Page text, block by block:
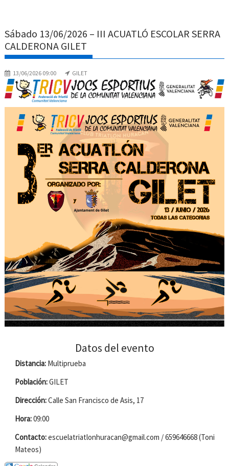
Sábado 13/06/2026 – III ACUATLÓ ESCOLAR SERRA
CALDERONA GILET
13/06/2026 09:00 GILET
Datos del evento
Distancia: Multiprueba
Población:GILET
Dirección:Calle San Francisco de Asis, 17
Hora:09:00
Contacto:escuelatriatlonhuracan@gmail.com / 659646668 (Toni
Mateos)